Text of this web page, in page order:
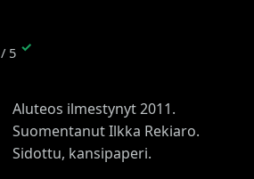
/ 5 ✓
Aluteos ilmestynyt 2011.
Suomentanut Ilkka Rekiaro.
Sidottu, kansipaperi.